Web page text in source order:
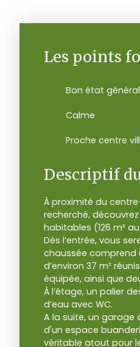
Les points
Bon état général
Calme
Proche centre
Descriptif
À proximité du
recherché,
habitables (126 m²
Dès l’entrée, vous
chaussée comprend
d’environ 37 m²
équipée, ainsi que
À l’étage, un palier
d’eau avec WC.
A la suite, un
d'un espace
véritable atout pour